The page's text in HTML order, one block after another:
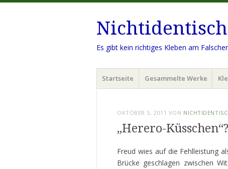
Es gibt kein richtiges Kleben am
Menü
Zum
Inhalt
Startseite Gesammelte Werke
OKTOBER 5, 2011 VON
„Herero-
Freud wies auf die Fehlleistung
Brücke geschlagen zwischen